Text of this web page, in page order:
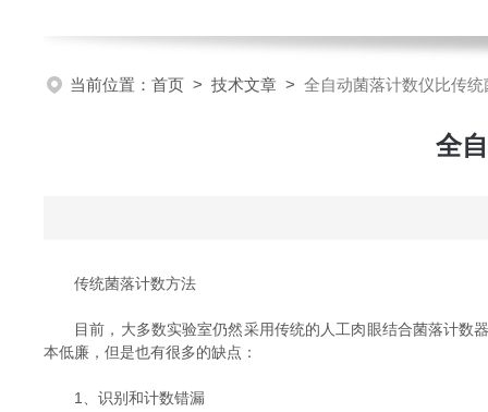
当前位置： 首页 > 技术文章 > 全自动菌落计数仪比传
全
传统菌落计数方法
目前，大多数实验室仍然采用传统的人工肉眼结合菌落计数器
本低廉，但是也有很多的缺点：
1、识别和计数错漏